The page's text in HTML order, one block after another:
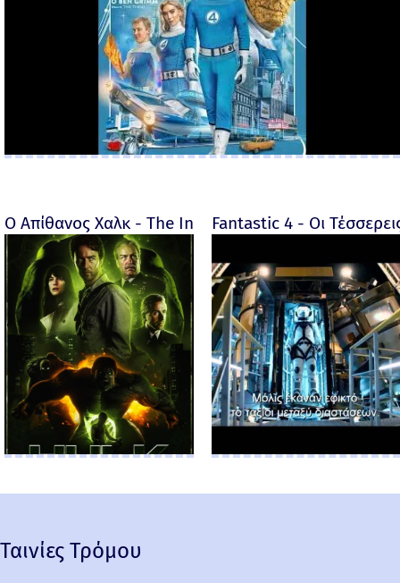
Ο Απίθανος Χαλκ - The Incredible Hulk - 2008
Fantastic 4 - Οι
Ταινίες Τρόμου